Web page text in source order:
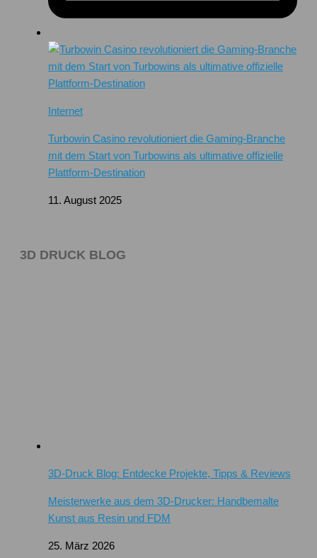
Internet
Turbowin Casino revolutioniert die Gaming-Branche
mit dem Start von Turbowins als ultimative offizielle
Plattform-Destination
11. August 2025
3D DRUCK BLOG
3D-Druck Blog: Entdecke Projekte, Tipps & Reviews
Meisterwerke aus dem 3D-Drucker: Handbemalte
Kunst aus Resin und FDM
25. März 2026